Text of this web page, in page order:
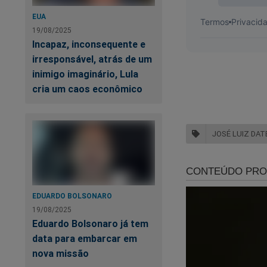
EUA
19/08/2025
Incapaz, inconsequente e
irresponsável, atrás de um
inimigo imaginário, Lula
cria um caos econômico
EDUARDO BOLSONARO
19/08/2025
Eduardo Bolsonaro já tem
data para embarcar em
nova missão
Jornal da
Quer apoiar o
Bolsonaro já
JOSÉ LUIZ